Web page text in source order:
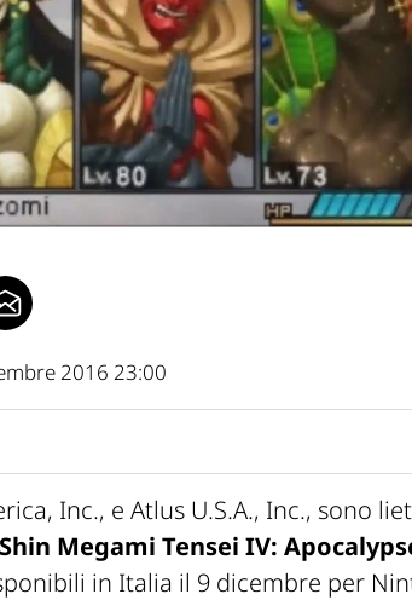
2016 23:00
Inc., e Atlus U.S.A., Inc., sono
Shin Megami Tensei IV:
in Italia il 9 dicembre per